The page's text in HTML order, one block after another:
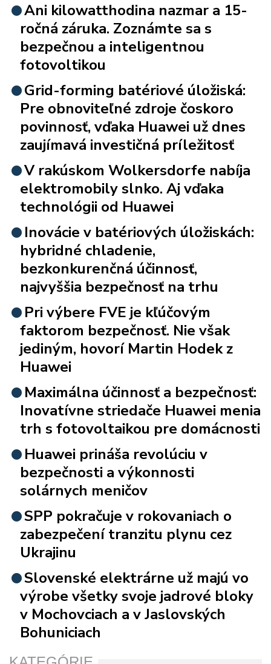
Ani kilowatthodina nazmar a 15-
ročná záruka. Zoznámte sa s
bezpečnou a inteligentnou
fotovoltikou
Grid-forming batériové úložiská:
Pre obnoviteľné zdroje čoskoro
povinnosť, vďaka Huawei už dnes
zaujímavá investičná príležitosť
V rakúskom Wolkersdorfe nabíja
elektromobily slnko. Aj vďaka
technológii od Huawei
Inovácie v batériových úložiskách:
hybridné chladenie,
bezkonkurenčná účinnosť,
najvyššia bezpečnosť na trhu
Pri výbere FVE je kľúčovým
faktorom bezpečnosť. Nie však
jediným, hovorí Martin Hodek z
Huawei
Maximálna účinnosť a bezpečnosť:
Inovatívne striedače Huawei menia
trh s fotovoltaikou pre domácnosti
Huawei prináša revolúciu v
bezpečnosti a výkonnosti
solárnych meničov
SPP pokračuje v rokovaniach o
zabezpečení tranzitu plynu cez
Ukrajinu
Slovenské elektrárne už majú vo
výrobe všetky svoje jadrové bloky
v Mochovciach a v Jaslovských
Bohuniciach